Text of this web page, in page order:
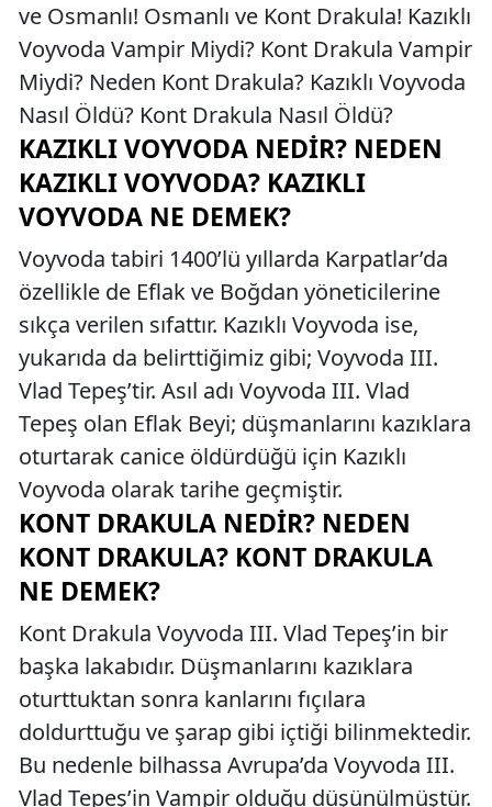
ve Osmanlı! Osmanlı ve Kont Drakula! Kazıklı
Voyvoda Vampir Miydi? Kont Drakula Vampir
Miydi? Neden Kont Drakula? Kazıklı Voyvoda
Nasıl Öldü? Kont Drakula Nasıl Öldü?
KAZIKLI VOYVODA NEDIR? NEDEN
KAZIKLI VOYVODA? KAZIKLI
VOYVODA NE DEMEK?
Voyvoda tabiri 1400’lü yıllarda Karpatlar’da
özellikle de Eflak ve Boğdan yöneticilerine
sıkça verilen sıfattır. Kazıklı Voyvoda ise,
yukarıda da belirttiğimiz gibi; Voyvoda III.
Vlad Tepeş’tir. Asıl adı Voyvoda III. Vlad
Tepeş olan Eflak Beyi; düşmanlarını kazıklara
oturtarak canice öldürdüğü için Kazıklı
Voyvoda olarak tarihe geçmiştir.
KONT DRAKULA NEDIR? NEDEN
KONT DRAKULA? KONT DRAKULA
NE DEMEK?
Kont Drakula Voyvoda III. Vlad Tepeş’in bir
başka lakabıdır. Düşmanlarını kazıklara
oturttuktan sonra kanlarını fıçılara
doldurttuğu ve şarap gibi içtiği bilinmektedir.
Bu nedenle bilhassa Avrupa’da Voyvoda III.
Vlad Tepeş’in Vampir olduğu düşünülmüştür.